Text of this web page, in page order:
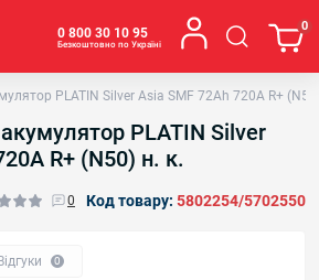
0 800 30 10 95
Безкоштовно по Україні
0
PLATIN Silver Asia SMF 72Ah 720A R+
PLATIN Silver
R+ (N50) н. к.
0 Код товару: 5802254/5702550
0